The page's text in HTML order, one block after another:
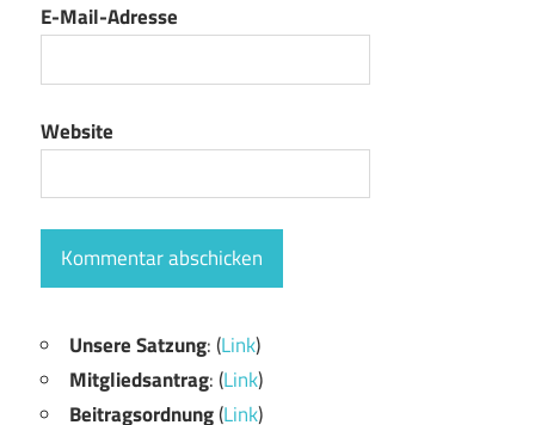
E-Mail-Adresse
Website
Unsere Satzung: (Link)
Mitgliedsantrag: (Link)
Beitragsordnung(Link)